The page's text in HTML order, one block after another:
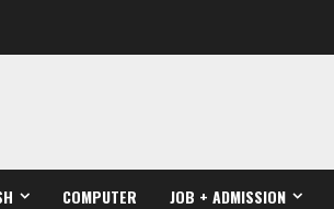
COMPUTER JOB + ADMISSION